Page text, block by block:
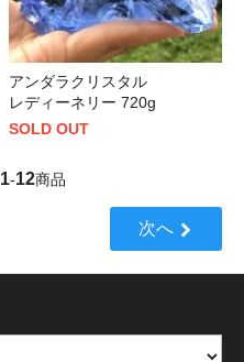
アンダラクリスタル
レディーネリー 720g
SOLD OUT
1-12商品
次へ